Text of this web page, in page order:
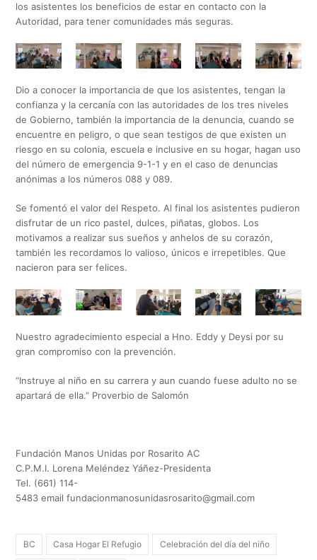
los asistentes los beneficios de estar en contacto con la
Autoridad, para tener comunidades más seguras.
Dio a conocer la importancia de que los asistentes, tengan la
confianza y la cercanía con las autoridades de los tres niveles
de Gobierno, también la importancia de la denuncia, cuando se
encuentre en peligro, o que sean testigos de que existen un
riesgo en su colonia, escuela e inclusive en su hogar, hagan uso
del número de emergencia 9-1-1 y en el caso de denuncias
anónimas a los números 088 y 089.
Se fomentó el valor del Respeto. Al final los asistentes pudieron
disfrutar de un rico pastel, dulces, piñatas, globos. Los
motivamos a realizar sus sueños y anhelos de su corazón,
también les recordamos lo valioso, únicos e irrepetibles. Que
nacieron para ser felices.
Nuestro agradecimiento especial a Hno. Eddy y Deysi por su
gran compromiso con la prevención.
“Instruye al niño en su carrera y aun cuando fuese adulto no se
apartará de ella.” Proverbio de Salomón
Fundación Manos Unidas por Rosarito AC
C.P.M.I. Lorena Meléndez Yáñez-Presidenta
Tel. (661) 114-
5483 emailfundacionmanosunidasrosarito@gmail.com
BC Casa Hogar El Refugio Celebración del día del niño